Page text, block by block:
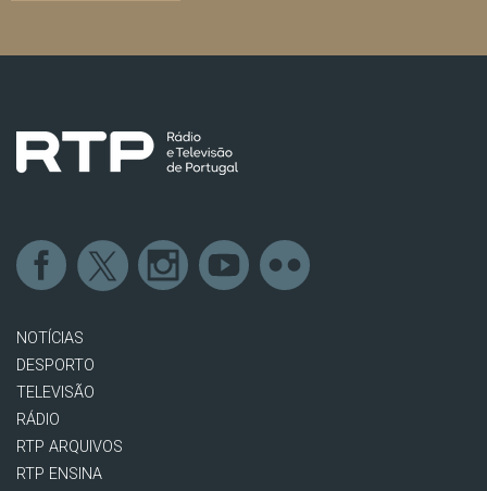
NOTÍCIAS
DESPORTO
TELEVISÃO
RÁDIO
RTP ARQUIVOS
RTP ENSINA